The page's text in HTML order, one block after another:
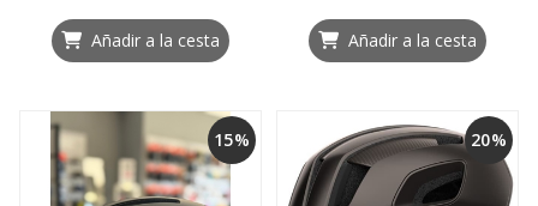
Añadir a la cesta Añadir a la cesta
15% 20%